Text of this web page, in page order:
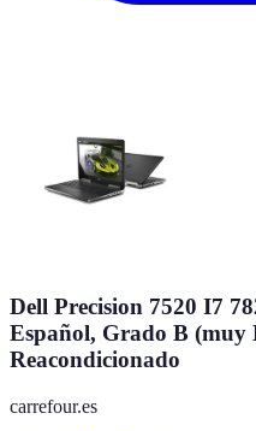
Dell Precision 7520 I7
Español, Grado B (muy
Reacondicionado
carrefour.es